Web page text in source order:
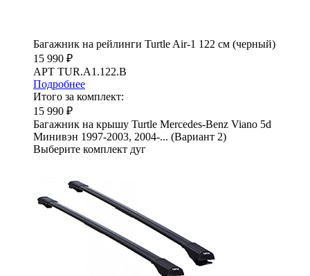
Багажник на рейлинги Turtle Air-1 122 см (черный)
15 990 ₽
АРТ TUR.A1.122.B
Подробнее
Итого за комплект:
15 990 ₽
Багажник на крышу Turtle Mercedes-Benz Viano 5d
Минивэн 1997-2003, 2004-... (Вариант 2)
Выберите комплект дуг